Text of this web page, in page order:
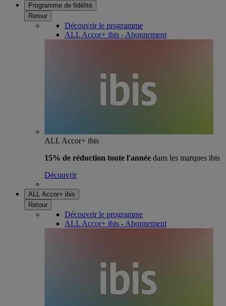
Programme de fidélité
Retour
Découvrir le programme
ALL Accor+ ibis - Abonnement
ALL Accor+ ibis
15% de réduction toute l'année dans les marques ibis
Découvrir
ALL Accor+ ibis
Retour
Découvrir le programme
ALL Accor+ ibis - Abonnement